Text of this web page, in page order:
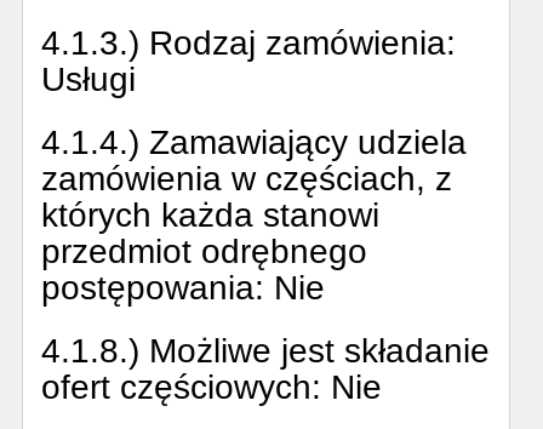
4.1.3.) Rodzaj zamówienia:
Usługi
4.1.4.) Zamawiający udziela
zamówienia w częściach, z
których każda stanowi
przedmiot odrębnego
postępowania: Nie
4.1.8.) Możliwe jest składanie
ofert częściowych: Nie